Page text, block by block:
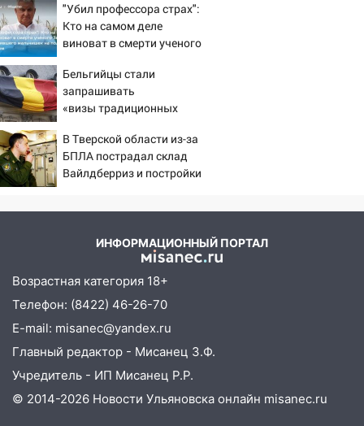
06:10
Двое мигрантов изнасиловали 13-
летнюю девочку в центре Ульяновска
06:00
мешок и попытались утопить в Волге
05:30
Астрологи назвали самый
опасный день августа: что ждет каждый
знак 5 августа
04.08.2026
23:27
капремонт школы в посёлке Налейка
Прокуратура проверяет
спортивные объекты в Старой Майне
21:01 Ульяновцев приглашают сдать
кровь: День донора пройдёт 6 августа
20:17 Ульяновская область девятую
неделю подряд удерживает самые
низкие цены на подсолнечное масло
19:33 Коровы-рекордсменки: в
"Убил профессора страх":
Кто на самом деле
виноват в смерти ученого
мальчишек на поле с
горохом
Бельгийцы стали
запрашивать
«визы традиционных
РФ
В Тверской области из-за
БПЛА пострадал склад
Вайлдберриз и постройки
Afanasy.biz – Тверские
новости. Новости
ИНФОРМАЦИОННЫЙ ПОРТАЛ
Возрастная категория 18+
Телефон: (8422) 46-26-70
E-mail: misanec@yandex.ru
Главный редактор - Мисанец З.Ф.
Учредитель - ИП Мисанец Р.Р.
© 2014-2026 Новости Ульяновска онлайн misanec.ru